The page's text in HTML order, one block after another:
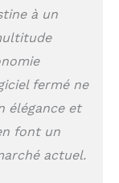
à un
fermé ne
élégance et
font un
actuel.